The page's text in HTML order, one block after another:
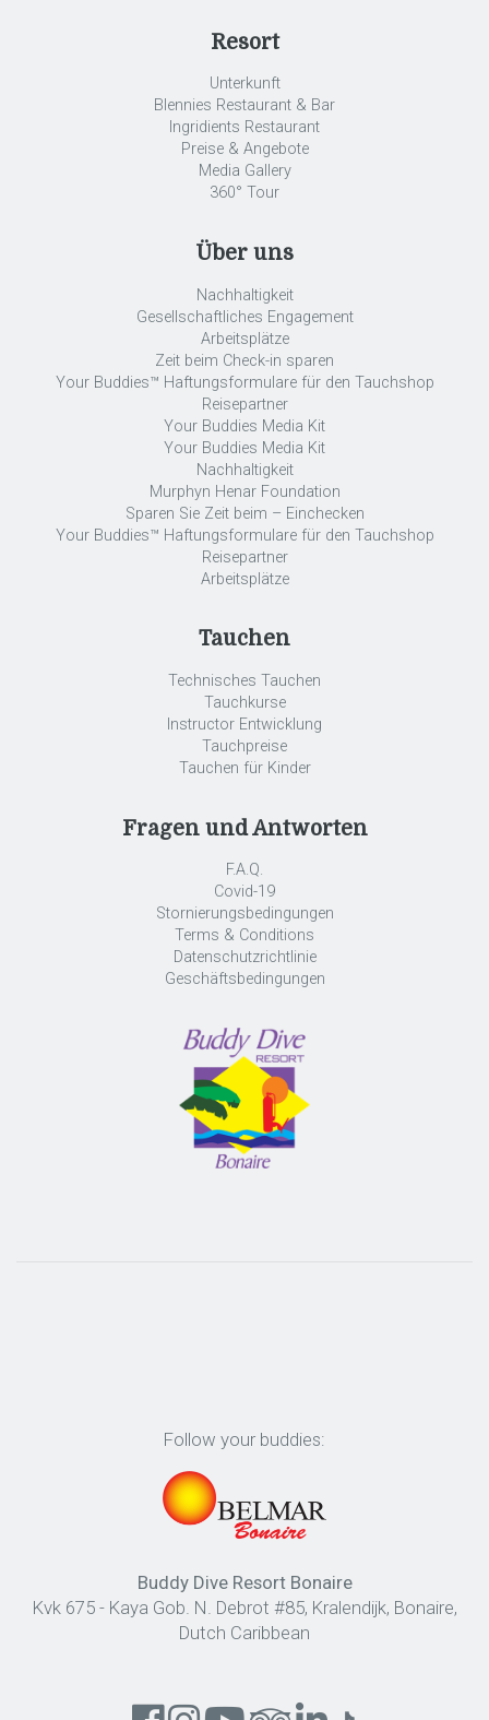
Resort
Unterkunft
Blennies Restaurant & Bar
Ingridients Restaurant
Preise & Angebote
Media Gallery
360° Tour
Über uns
Nachhaltigkeit
Gesellschaftliches Engagement
Arbeitsplätze
Zeit beim Check-in sparen
Your Buddies™ Haftungsformulare für den Tauchshop
Reisepartner
Your Buddies Media Kit
Your Buddies Media Kit
Nachhaltigkeit
Murphyn Henar Foundation
Sparen Sie Zeit beim – Einchecken
Your Buddies™ Haftungsformulare für den Tauchshop
Reisepartner
Arbeitsplätze
Tauchen
Technisches Tauchen
Tauchkurse
Instructor Entwicklung
Tauchpreise
Tauchen für Kinder
Fragen und Antworten
F.A.Q.
Covid-19
Stornierungsbedingungen
Terms & Conditions
Datenschutzrichtlinie
Geschäftsbedingungen
Follow your buddies:
Buddy Dive Resort Bonaire
Kvk 675 - Kaya Gob. N. Debrot #85, Kralendijk, Bonaire,
Dutch Caribbean